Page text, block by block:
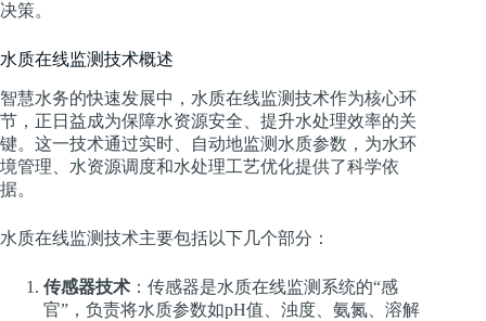
决策。
水质在线监测技术概述
智慧水务的快速发展中，水质在线监测技术作为核心环
节，正日益成为保障水资源安全、提升水处理效率的关
键。这一技术通过实时、自动地监测水质参数，为水环
境管理、水资源调度和水处理工艺优化提供了科学依
据。
水质在线监测技术主要包括以下几个部分：
传感器技术 ：传感器是水质在线监测系统的“感
官”，负责将水质参数如pH值、浊度、氨氮、溶解